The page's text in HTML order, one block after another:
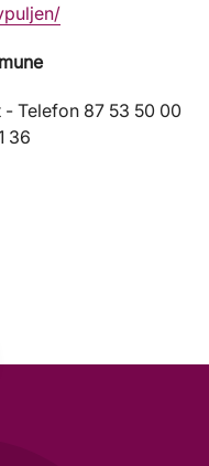
Telefon 87 53 50 00
36